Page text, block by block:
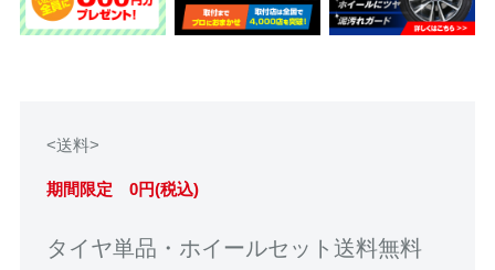
<送料>
期間限定 0円(税込)
タイヤ単品・ホイールセット送料無料